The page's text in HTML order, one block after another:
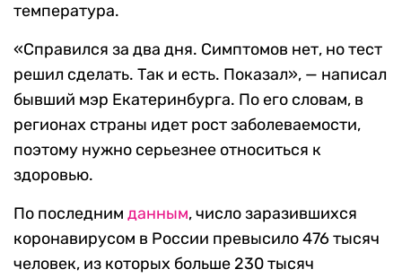
температура.
«Справился за два дня. Симптомов нет, но тест
решил сделать. Так и есть. Показал», — написал
бывший мэр Екатеринбурга. По его словам, в
регионах страны идет рост заболеваемости,
поэтому нужно серьезнее относиться к
здоровью.
По последним данным, число заразившихся
коронавирусом в России превысило 476 тысяч
человек, из которых больше 230 тысяч